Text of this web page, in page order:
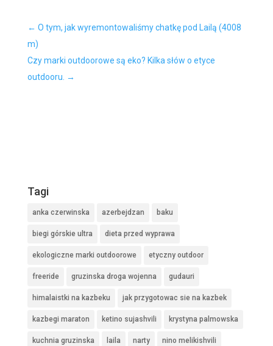
← O tym, jak wyremontowaliśmy chatkę pod Lailą (4008
m)
Czy marki outdoorowe są eko? Kilka słów o etyce
outdooru. →
Tagi
anka czerwinska azerbejdzan baku
biegi górskie ultra dieta przed wyprawa
ekologiczne marki outdoorowe etyczny outdoor
freeride gruzinska droga wojenna gudauri
himalaistki na kazbeku jak przygotowac sie na kazbek
kazbegi maraton ketino sujashvili krystyna palmowska
kuchnia gruzinska laila narty nino melikishvili